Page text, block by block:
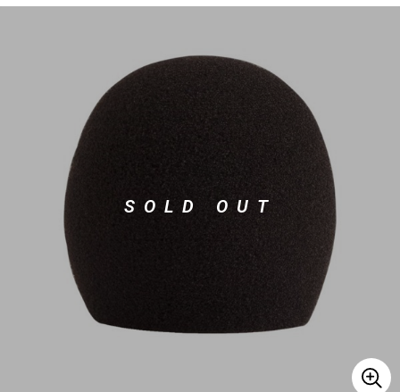
ウクレレ
ドラム パーカッション
キーボード 電子ピアノ
管楽器 その他楽器
エフェクター
SOLD OUT